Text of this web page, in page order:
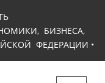
БИЗНЕСА,
ФЕДЕРАЦИИ •